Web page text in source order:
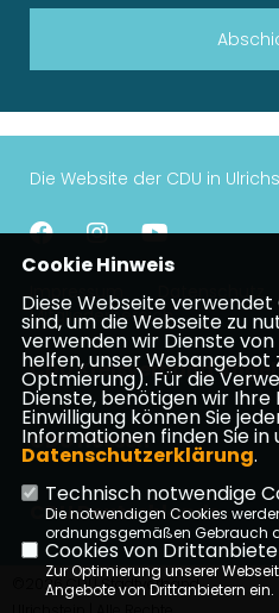
Die Website der CDU in
Impressum Datenschutz
Mitgliederbereich
CDU Kreisverband
CDU Hessen
CDU Deutschlands
©2026 CDU Stadtverband
Cookie Hinweis
Diese Webseite
sind, um die Webseite zu
verwenden wir Dienste
helfen, unser
Optmierung). Für die
Dienste, benötigen wir Ihre
Einwilligung können Sie
Informationen finden Sie in
Datenschutzerklärung.
Technisch notwendige
Die notwendigen Cookies
ordnungsgemäßen Gebrauch
Cookies von
Zur Optimierung unserer
Angebote von Drittanbietern ein.